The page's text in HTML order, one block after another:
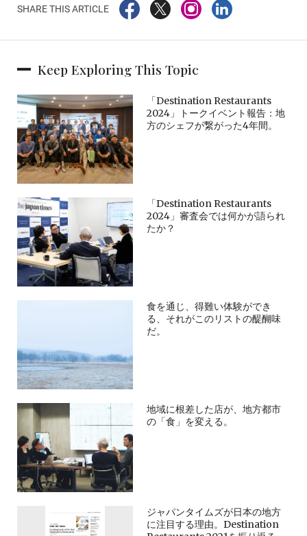
SHARE THIS ARTICLE
Keep Exploring This Topic
「Destination Restaurants
2024」トークイベント報告：地
方のシェフが繋がった4年間。
「Destination Restaurants
2024」審査会では何かが語られ
たか？
食を通じ、得難い体験ができ
る、それがこのリストの醍醐味
だ。
地域に根差した店が、地方都市
の「食」を変える。
ジャパンタイムズが日本の地方
に注目する理由。Destination